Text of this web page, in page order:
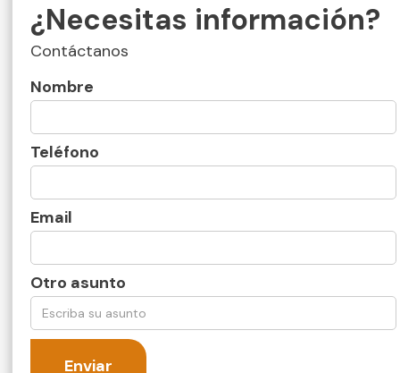
¿Necesitas información?
Contáctanos
Nombre
Teléfono
Email
Otro asunto